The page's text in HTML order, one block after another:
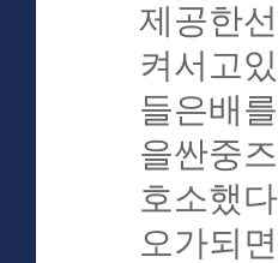
제공한
켜서고
들은배
을싼중
호소했
오가되